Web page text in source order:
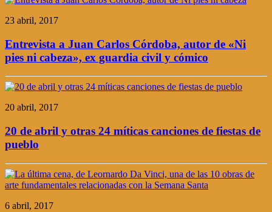
23 abril, 2017
Entrevista a Juan Carlos Córdoba, autor de «Ni
pies ni cabeza», ex guardia civil y cómico
20 abril, 2017
20 de abril y otras 24 míticas canciones de fiestas de
pueblo
6 abril, 2017